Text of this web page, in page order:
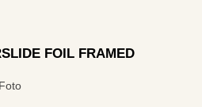
FOIL FRAMED